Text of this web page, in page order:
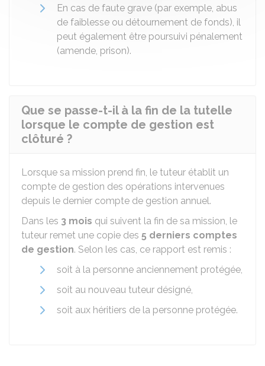
En cas de faute grave (par exemple, abus
de faiblesse ou détournement de fonds), il
peut également être poursuivi pénalement
(amende, prison).
Que se passe-t-il à la fin de la tutelle
lorsque le compte de gestion est
clôturé ?
Lorsque sa mission prend fin, le tuteur établit un
compte de gestion des opérations intervenues
depuis le dernier compte de gestion annuel.
Dans les 3 mois qui suivent la fin de sa mission, le
tuteur remet une copie des 5 derniers comptes
de gestion. Selon les cas, ce rapport est remis :
soit à la personne anciennement protégée,
soit au nouveau tuteur désigné,
soit aux héritiers de la personne protégée.